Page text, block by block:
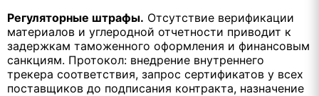
Регуляторные штрафы. Отсутствие верификации
материалов и углеродной отчетности приводит к
задержкам таможенного оформления и финансовым
санкциям. Протокол: внедрение внутреннего
трекера соответствия, запрос сертификатов у всех
поставщиков до подписания контракта, назначение